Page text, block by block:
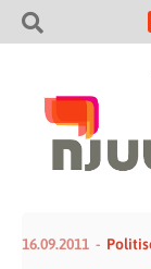
16.09.2011